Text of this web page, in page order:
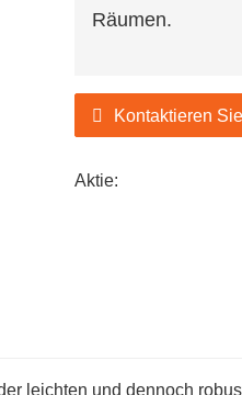
Räumen.
Kontaktieren
Aktie:
leichten und dennoch